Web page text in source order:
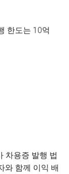
한도는 10억
차용증 발행 법
와 함께 이익 배